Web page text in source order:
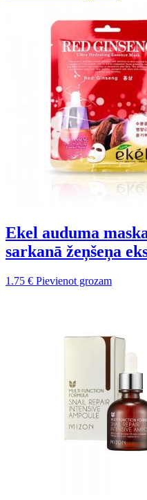
Ekel auduma
sarkanā žeņšeņa
1.75 € Pievienot grozam